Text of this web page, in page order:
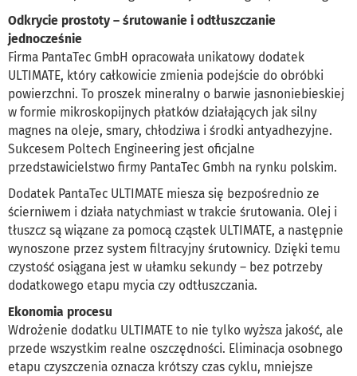
Odkrycie prostoty – śrutowanie i odtłuszczanie
jednocześnie
Firma PantaTec GmbH opracowała unikatowy dodatek
ULTIMATE, który całkowicie zmienia podejście do obróbki
powierzchni. To proszek mineralny o barwie jasnoniebieskiej
w formie mikroskopijnych płatków działających jak silny
magnes na oleje, smary, chłodziwa i środki antyadhezyjne.
Sukcesem Poltech Engineering jest oficjalne
przedstawicielstwo firmy PantaTec Gmbh na rynku polskim.
Dodatek PantaTec ULTIMATE miesza się bezpośrednio ze
ścierniwem i działa natychmiast w trakcie śrutowania. Olej i
tłuszcz są wiązane za pomocą cząstek ULTIMATE, a następnie
wynoszone przez system filtracyjny śrutownicy. Dzięki temu
czystość osiągana jest w ułamku sekundy – bez potrzeby
dodatkowego etapu mycia czy odtłuszczania.
Ekonomia procesu
Wdrożenie dodatku ULTIMATE to nie tylko wyższa jakość, ale
przede wszystkim realne oszczędności. Eliminacja osobnego
etapu czyszczenia oznacza krótszy czas cyklu, mniejsze